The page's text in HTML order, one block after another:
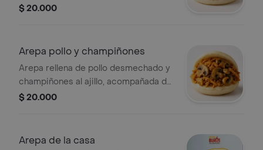
queso mozzarella, queso sabana y
$ 20.000
Arepa pollo y champiñones
Arepa rellena de pollo desmechado y
champiñones al ajillo, acompañada de
queso mozzarella.
$ 20.000
Arepa de la casa